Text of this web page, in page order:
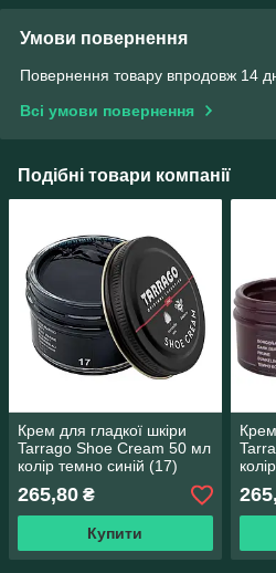
Умови повернення
Повернення товару впродовж 14
Всі умови повернення
Подібні товари компанії
Крем для гладкої шкіри
Tarrago Shoe Cream 50 мл
колір темно синій (17)
265,80 ₴
Купити